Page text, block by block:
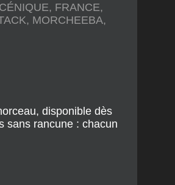
, FRANCE,
, MORCHEEBA,
disponible dès
sans rancune : chacun